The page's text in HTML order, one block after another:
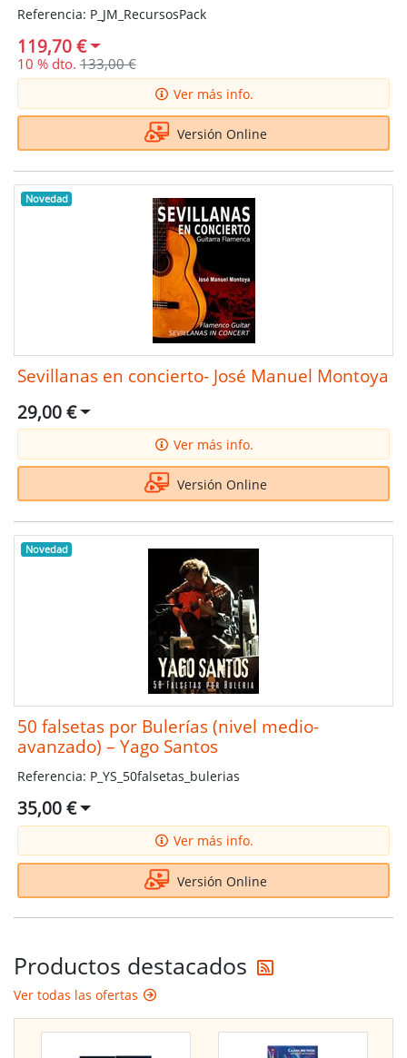
Referencia: P_JM_RecursosPack
119,70 €
10 % dto. 133,00 €
Ver más info.
Versión Online
Novedad
Sevillanas en concierto- José Manuel Montoya
29,00 €
Ver más info.
Versión Online
Novedad
50 falsetas por Bulerías (nivel medio-
avanzado) – Yago Santos
Referencia: P_YS_50falsetas_bulerias
35,00 €
Ver más info.
Versión Online
Productos destacados
Ver todas las ofertas